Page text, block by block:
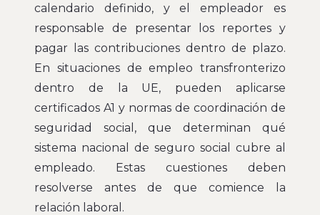
calendario definido, y el empleador es
responsable de presentar los reportes y
pagar las contribuciones dentro de plazo.
En situaciones de empleo transfronterizo
dentro de la UE, pueden aplicarse
certificados A1 y normas de coordinación de
seguridad social, que determinan qué
sistema nacional de seguro social cubre al
empleado. Estas cuestiones deben
resolverse antes de que comience la
relación laboral.